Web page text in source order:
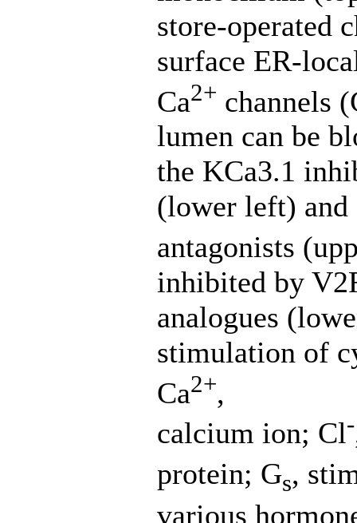
store-operated
surface ER-
Ca2+ channels
lumen can be
the KCa3.1
(lower left) and
antagonists
inhibited by
analogues
stimulation of
Ca2+,
calcium ion; Cl-
protein; Gs,
various